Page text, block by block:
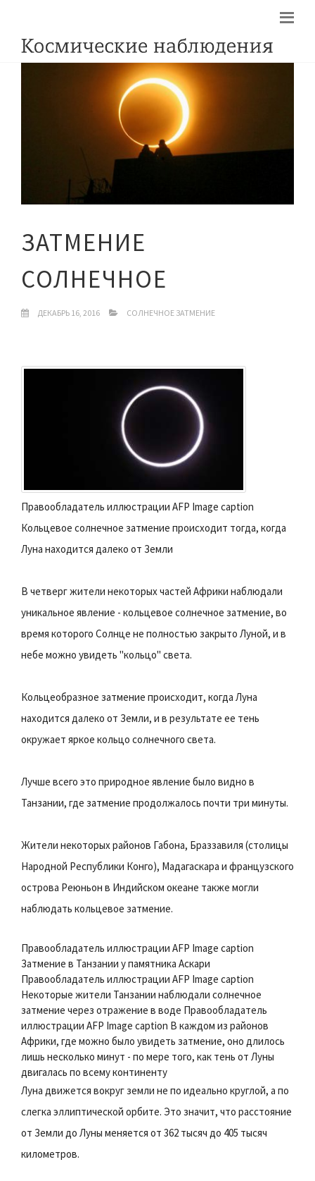
ЗАТМЕНИЕ
СОЛНЕЧНОЕ
ДЕКАБРЬ 16, 2016 СОЛНЕЧНОЕ ЗАТМЕНИЕ
Правообладатель иллюстрации AFP Image caption
Кольцевое солнечное затмение происходит тогда, когда
Луна находится далеко от Земли
В четверг жители некоторых частей Африки наблюдали
уникальное явление - кольцевое солнечное затмение, во
время которого Солнце не полностью закрыто Луной, и в
небе можно увидеть "кольцо" света.
Кольцеобразное затмение происходит, когда Луна
находится далеко от Земли, и в результате ее тень
окружает яркое кольцо солнечного света.
Лучше всего это природное явление было видно в
Танзании, где затмение продолжалось почти три минуты.
Жители некоторых районов Габона, Браззавиля (столицы
Народной Республики Конго), Мадагаскара и французского
острова Реюньон в Индийском океане также могли
наблюдать кольцевое затмение.
Правообладатель иллюстрации AFP Image caption
Затмение в Танзании у памятника Аскари
Правообладатель иллюстрации AFP Image caption
Некоторые жители Танзании наблюдали солнечное
затмение через отражение в воде Правообладатель
иллюстрации AFP Image caption В каждом из районов
Африки, где можно было увидеть затмение, оно длилось
лишь несколько минут - по мере того, как тень от Луны
двигалась по всему континенту
Луна движется вокруг земли не по идеально круглой, а по
слегка эллиптической орбите. Это значит, что расстояние
от Земли до Луны меняется от 362 тысяч до 405 тысяч
километров.